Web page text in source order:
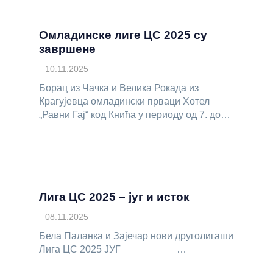
Омладинске лиге ЦС 2025 су
завршене
10.11.2025
Борац из Чачка и Велика Рокада из
Крагујевца омладински прваци Хотел
„Равни Гај“ код Кнића у периоду од 7. до…
Лига ЦС 2025 – југ и исток
08.11.2025
Бела Паланка и Зајечар нови друголигаши
Лига ЦС 2025 ЈУГ …